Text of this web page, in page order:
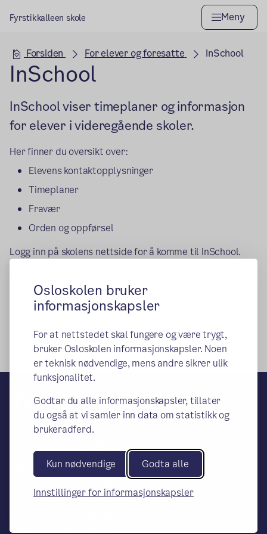
Osloskolen bruker
informasjonskapsler
For at nettstedet skal fungere og være trygt,
bruker Osloskolen informasjonskapsler. Noen
er teknisk nødvendige, mens andre sikrer ulik
funksjonalitet.
Godtar du alle informasjonskapsler, tillater
du også at vi samler inn data om statistikk og
brukeradferd.
Kun nødvendige Godta alle
Innstillinger for informasjonskapsler
Fyrstikkalleen skole Meny
Hovedseksjon
Forsiden For elever og foresatte InSchool
InSchool
InSchool viser timeplaner og informasjon
for elever i videregående skoler.
Her finner du oversikt over:
Elevens kontaktopplysninger
Timeplaner
Fravær
Orden og oppførsel
Logg inn på skolens nettside for å komme til InSchool.
Publisert:27.01.2022 Endret:01.04.2025
Fyrstikkalleen skole
– en del av Osloskolen
Fyrstikkalleen 21, 0661 Oslo
Postadresse:
Oslo kommune, Utdanningsetaten,
Fyrstikkalleen skole, PB 6127 Etterstad,